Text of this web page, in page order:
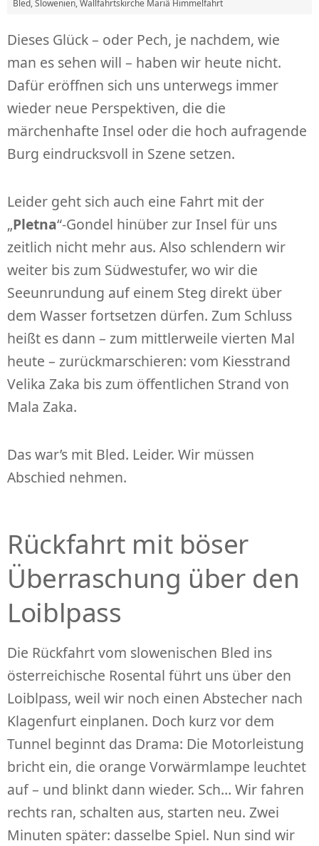
Bled, Slowenien, Wallfahrtskirche Mariä Himmelfahrt
Dieses Glück – oder Pech, je nachdem, wie
man es sehen will – haben wir heute nicht.
Dafür eröffnen sich uns unterwegs immer
wieder neue Perspektiven, die die
märchenhafte Insel oder die hoch aufragende
Burg eindrucksvoll in Szene setzen.
Leider geht sich auch eine Fahrt mit der
„Pletna“-Gondel hinüber zur Insel für uns
zeitlich nicht mehr aus. Also schlendern wir
weiter bis zum Südwestufer, wo wir die
Seeunrundung auf einem Steg direkt über
dem Wasser fortsetzen dürfen. Zum Schluss
heißt es dann – zum mittlerweile vierten Mal
heute – zurückmarschieren: vom Kiesstrand
Velika Zaka bis zum öffentlichen Strand von
Mala Zaka.
Das war’s mit Bled. Leider. Wir müssen
Abschied nehmen.
Rückfahrt mit böser
Überraschung über den
Loiblpass
Die Rückfahrt vom slowenischen Bled ins
österreichische Rosental führt uns über den
Loiblpass, weil wir noch einen Abstecher nach
Klagenfurt einplanen. Doch kurz vor dem
Tunnel beginnt das Drama: Die Motorleistung
bricht ein, die orange Vorwärmlampe leuchtet
auf – und blinkt dann wieder. Sch… Wir fahren
rechts ran, schalten aus, starten neu. Zwei
Minuten später: dasselbe Spiel. Nun sind wir